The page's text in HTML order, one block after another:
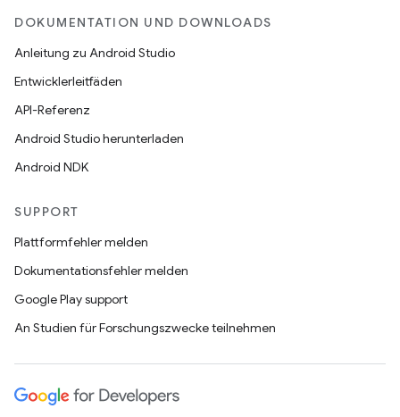
DOKUMENTATION UND DOWNLOADS
Anleitung zu Android Studio
Entwicklerleitfäden
API-Referenz
Android Studio herunterladen
Android NDK
SUPPORT
Plattformfehler melden
Dokumentationsfehler melden
Google Play support
An Studien für Forschungszwecke teilnehmen